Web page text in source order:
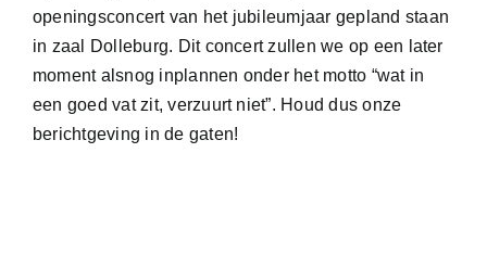
openingsconcert van het jubileumjaar gepland staan
in zaal Dolleburg. Dit concert zullen we op een later
moment alsnog inplannen onder het motto “wat in
een goed vat zit, verzuurt niet”. Houd dus onze
berichtgeving in de gaten!